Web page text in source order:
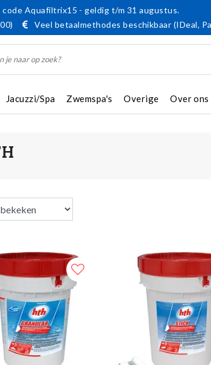
Aquafiltrix15 - geldig t/m 31 augustus.
Veel betaalmethodes beschikbaar (IDeal,
Jacuzzi/Spa Zwemspa's Overige Over ons